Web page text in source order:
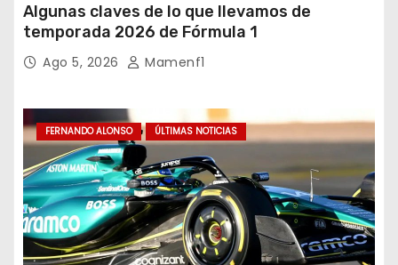
Algunas claves de lo que llevamos de
temporada 2026 de Fórmula 1
Ago 5, 2026 Mamenf1
FERNANDO ALONSO ÚLTIMAS NOTICIAS